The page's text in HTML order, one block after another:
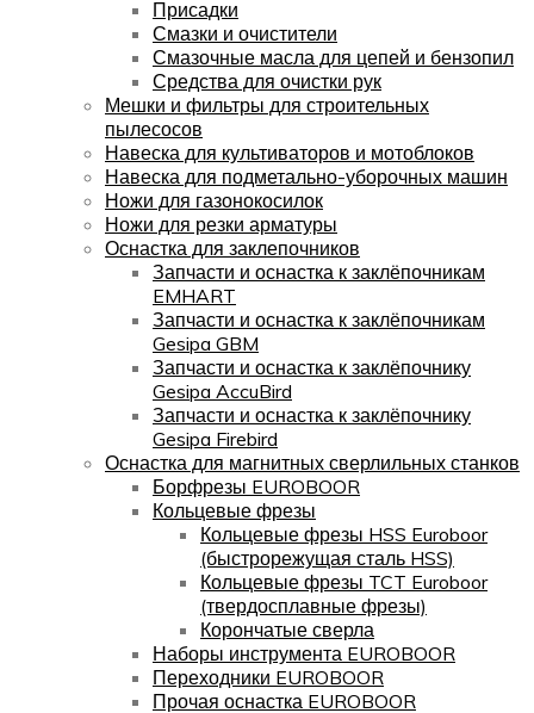
Присадки
Смазки и очистители
Смазочные масла для цепей и бензопил
Средства для очистки рук
Мешки и фильтры для строительных
пылесосов
Навеска для культиваторов и мотоблоков
Навеска для подметально-уборочных машин
Ножи для газонокосилок
Ножи для резки арматуры
Оснастка для заклепочников
Запчасти и оснастка к заклёпочникам
EMHART
Запчасти и оснастка к заклёпочникам
Gesipa GBM
Запчасти и оснастка к заклёпочнику
Gesipa AccuBird
Запчасти и оснастка к заклёпочнику
Gesipa Firebird
Оснастка для магнитных сверлильных станков
Борфрезы EUROBOOR
Кольцевые фрезы
Кольцевые фрезы HSS Euroboor
(быстрорежущая сталь HSS)
Кольцевые фрезы TCT Euroboor
(твердосплавные фрезы)
Корончатые сверла
Наборы инструмента EUROBOOR
Переходники EUROBOOR
Прочая оснастка EUROBOOR